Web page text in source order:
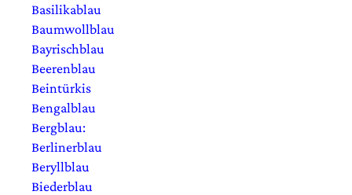
Basilikablau
Baumwollblau
Bayrischblau
Beerenblau
Beintürkis
Bengalblau
Bergblau:
Berlinerblau
Beryllblau
Biederblau